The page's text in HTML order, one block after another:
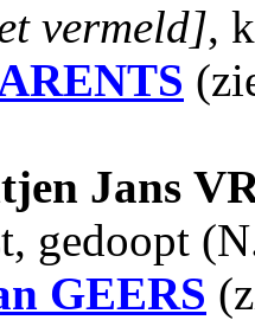
vermeld],
Jans
gedoopt
GEERS